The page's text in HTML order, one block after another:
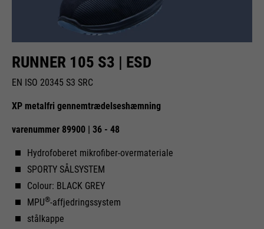
RUNNER 105 S3 | ESD
EN ISO 20345 S3 SRC
XP metalfri gennemtrædelseshæmning
varenummer 89900 | 36 - 48
Hydrofoberet mikrofiber-overmateriale
SPORTY SÅLSYSTEM
Colour: BLACK GREY
MPU®-affjedringssystem
stålkappe